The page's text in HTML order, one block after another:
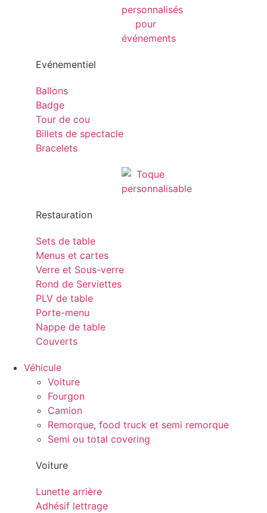
Evénementiel
Ballons
Badge
Tour de cou
Billets de spectacle
Bracelets
Restauration
Sets de table
Menus et cartes
Verre et Sous-verre
Rond de Serviettes
PLV de table
Porte-menu
Nappe de table
Couverts
Véhicule
Voiture
Fourgon
Camion
Remorque, food truck et semi remorque
Semi ou total covering
Voiture
Lunette arrière
Adhésif lettrage